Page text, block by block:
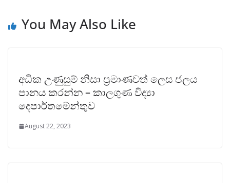
You May Also Like
අධික උණුසුම් නිසා ප්‍රමාණවත් ලෙස ජලය
පානය කරන්න – කාලගුණ විද්‍යා
දෙපාර්තමේන්තුව
August 22, 2023